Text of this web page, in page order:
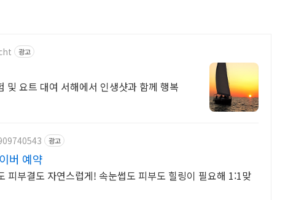
광고
및 요트 대여 서해에서 인생샷과 함께 행복
광고
버 예약
피부결도 자연스럽게! 속눈썹도 피부도 힐링이 필요해 1:1맞